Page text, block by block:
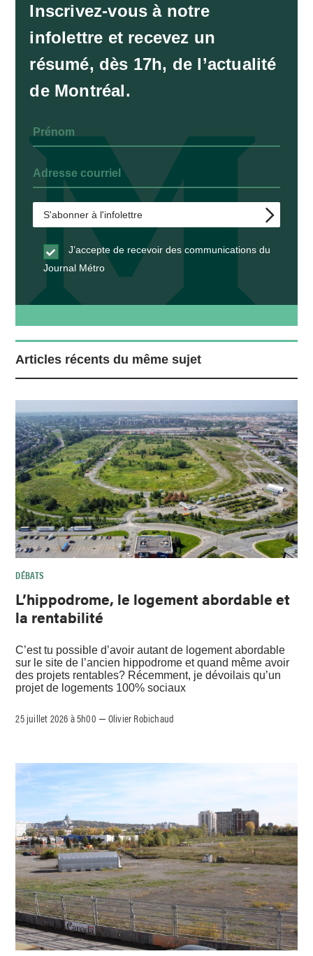
Inscrivez-vous à notre
infolettre et recevez un
résumé, dès 17h, de l’actualité
de Montréal.
J’accepte de recevoir des communications du
Journal Métro
Articles récents du même sujet
DÉBATS
L’hippodrome, le logement abordable et
la rentabilité
C’est tu possible d’avoir autant de logement abordable
sur le site de l’ancien hippodrome et quand même avoir
des projets rentables? Récemment, je dévoilais qu’un
projet de logements 100% sociaux
25 juillet 2026 à 5h00 – Olivier Robichaud